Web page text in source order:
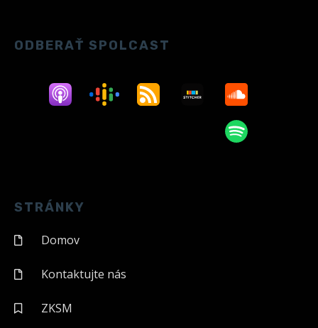
ODBERAŤ SPOLCAST
STRÁNKY
Domov
Kontaktujte nás
ZKSM